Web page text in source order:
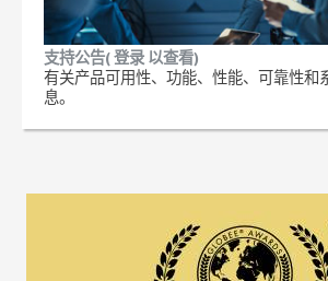
支持公告( 登录 以查看)
有关产品可用性、功能、性能、可靠性和
息。